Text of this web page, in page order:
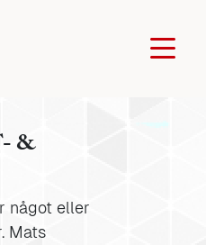
&
något eller
Mats